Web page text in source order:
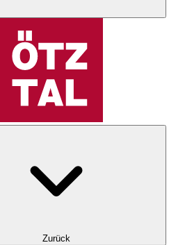
Zurück